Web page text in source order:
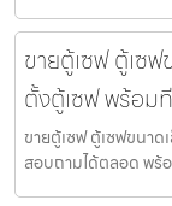
ขายตู้เซฟ ตู้เซ
ตั้งตู้เซฟ พร้อม
ขายตู้เซฟ ตู้เซฟขนา
สอบถามได้ตลอด พร้